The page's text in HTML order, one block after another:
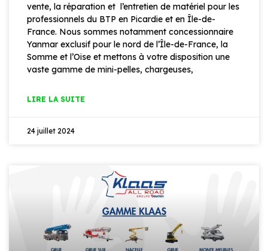
vente, la réparation et l’entretien de matériel pour les
professionnels du BTP en Picardie et en Île-de-
France. Nous sommes notamment concessionnaire
Yanmar exclusif pour le nord de l’Île-de-France, la
Somme et l’Oise et mettons à votre disposition une
vaste gamme de mini-pelles, chargeuses,
LIRE LA SUITE
24 juillet 2024